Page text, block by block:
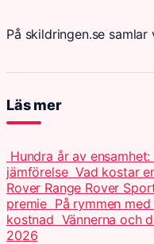
På skildringen.se
Läs mer
Hundra år av
jämförelse Vad kostar
Rover Range Rover
premie På rymmen
kostnad Vännerna och
2026